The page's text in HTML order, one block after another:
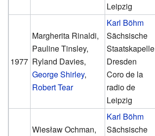
Leipzig
1977
Margherita Rinaldi,
Pauline Tinsley,
Ryland Davies,
George Shirley,
Robert Tear
Karl Böhm
Sächsische
Staatskapelle
Dresden
Coro de la
radio de
Leipzig
Wiesław Ochman,
Karl Böhm
Sächsische